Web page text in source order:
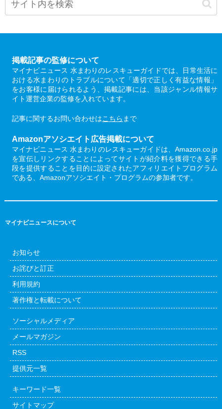
掲載記事の監修について
マイナビニュース 水まわりのレスキューガイドでは、日常生活に
おける水まわりのトラブルについて「適切で正しく有益な情報」
をお客様に届けられるよう、掲載記事には、当該ジャンル情報サ
イト運営企業の監修を入れています。
記事に関するお問い合わせはこちら まで
Amazonアソシエイト広告掲載について
マイナビニュース 水まわりのレスキューガイドは、Amazon.co.jp
を宣伝しリンクすることによってサイトが紹介料を獲得できる手
段を提供することを目的に設定されたアフィリエイトプログラム
である、Amazonアソシエイト・プログラムの参加者です。
マイナビニュースについて
お知らせ
お詫びと訂正
利用規約
著作権と転載について
ソーシャルメディア
メールマガジン
RSS
提供元一覧
キーワード一覧
サイトマップ